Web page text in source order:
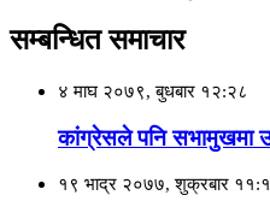
सम्बन्धित समाचार
४ माघ २०७९, बुधबार १२:२८
कांग्रेसले पनि सभामुखमा
१९ भाद्र २०७७, शुक्रबार